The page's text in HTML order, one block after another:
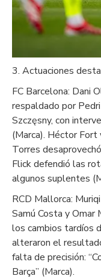
3. Actuaciones
FC Barcelona: Dani
respaldado por
Szczęsny, con
(Marca). Héctor Fort
Torres
Flick defendió las
algunos suplentes
RCD Mallorca:
Samú Costa y Omar
los cambios tardíos
alteraron el
falta de precisión:
Barça” (Marca).